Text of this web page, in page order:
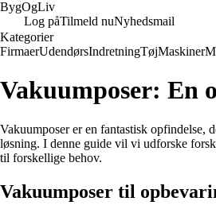
BygOgLiv
Log påTilmeld nuNyhedsmail
Kategorier
FirmaerUdendørsIndretningTøjMaskiner
Vakuumposer: En
Vakuumposer er en fantastisk
løsning. I denne guide vil vi udforske
til forskellige behov.
Vakuumposer til